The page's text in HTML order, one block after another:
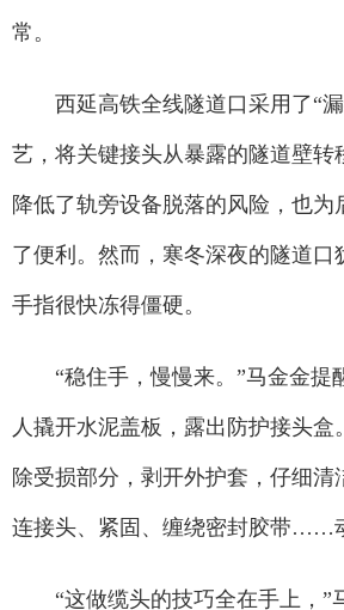
常。
西延高铁全线隧道口采用了“漏
艺，将关键接头从暴露的隧道壁转
降低了轨旁设备脱落的风险，也为
了便利。然而，寒冬深夜的隧道口
手指很快冻得僵硬。
“稳住手，慢慢来。”马金金提
人撬开水泥盖板，露出防护接头盒
除受损部分，剥开外护套，仔细清
连接头、紧固、缠绕密封胶带……
“这做缆头的技巧全在手上，”